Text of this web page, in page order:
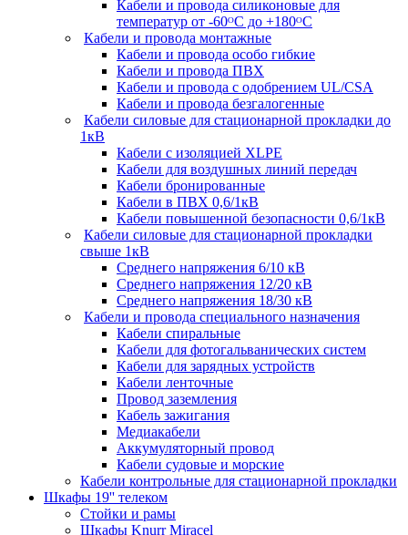
Кабели и провода силиконовые для
температур от -60ᴼC до +180ᴼС
Кабели и провода монтажные
Кабели и провода особо гибкие
Кабели и провода ПВХ
Кабели и провода с одобрением UL/CSA
Кабели и провода безгалогенные
Кабели силовые для стационарной прокладки до
1кВ
Кабели c изоляцией XLPE
Кабели для воздушных линий передач
Кабели бронированные
Кабели в ПВХ 0,6/1кВ
Кабели повышенной безопасности 0,6/1кВ
Кабели силовые для стационарной прокладки
свыше 1кВ
Среднего напряжения 6/10 кВ
Среднего напряжения 12/20 кВ
Среднего напряжения 18/30 кВ
Кабели и провода специального назначения
Кабели спиральные
Кабели для фотогальванических систем
Кабели для зарядных устройств
Кабели ленточные
Провод заземления
Кабель зажигания
Медиакабели
Аккумуляторный провод
Кабели судовые и морские
Кабели контрольные для стационарной прокладки
Шкафы 19'' телеком
Стойки и рамы
Шкафы Knurr Miracel